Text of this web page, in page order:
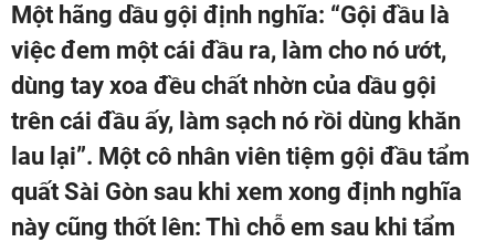
Một hãng dầu gội định nghĩa: “Gội đầu là
việc đem một cái đầu ra, làm cho nó ướt,
dùng tay xoa đều chất nhờn của dầu gội
trên cái đầu ấy, làm sạch nó rồi dùng khăn
lau lại”. Một cô nhân viên tiệm gội đầu tẩm
quất Sài Gòn sau khi xem xong định nghĩa
này cũng thốt lên: Thì chỗ em sau khi tẩm